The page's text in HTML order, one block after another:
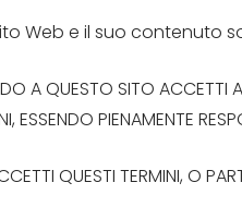
Web e il suo contenuto
A QUESTO SITO ACCETTI
ESSENDO PIENAMENTE
QUESTI TERMINI, O